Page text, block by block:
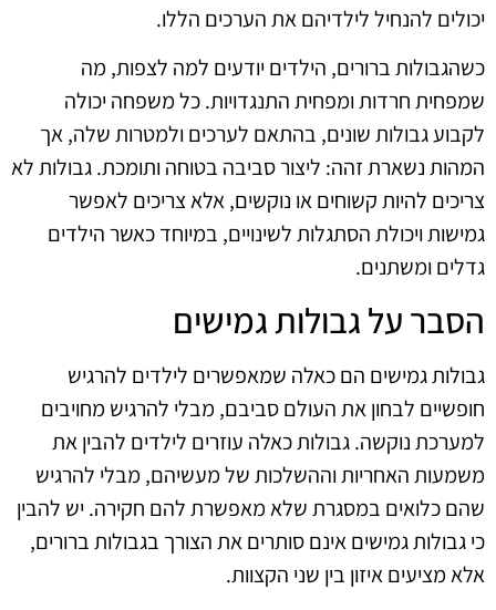
יכולים להנחיל לילדיהם את הערכים הללו.
כשהגבולות ברורים, הילדים יודעים למה לצפות, מה
שמפחית חרדות ומפחית התנגדויות. כל משפחה יכולה
לקבוע גבולות שונים, בהתאם לערכים ולמטרות שלה, אך
המהות נשארת זהה: ליצור סביבה בטוחה ותומכת. גבולות לא
צריכים להיות קשוחים או נוקשים, אלא צריכים לאפשר
גמישות ויכולת הסתגלות לשינויים, במיוחד כאשר הילדים
גדלים ומשתנים.
הסבר על גבולות גמישים
גבולות גמישים הם כאלה שמאפשרים לילדים להרגיש
חופשיים לבחון את העולם סביבם, מבלי להרגיש מחויבים
למערכת נוקשה. גבולות כאלה עוזרים לילדים להבין את
משמעות האחריות וההשלכות של מעשיהם, מבלי להרגיש
שהם כלואים במסגרת שלא מאפשרת להם חקירה. יש להבין
כי גבולות גמישים אינם סותרים את הצורך בגבולות ברורים,
אלא מציעים איזון בין שני הקצוות.